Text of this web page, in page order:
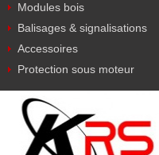
Modules bois
Balisages & signalisations
Accessoires
Protection sous moteur